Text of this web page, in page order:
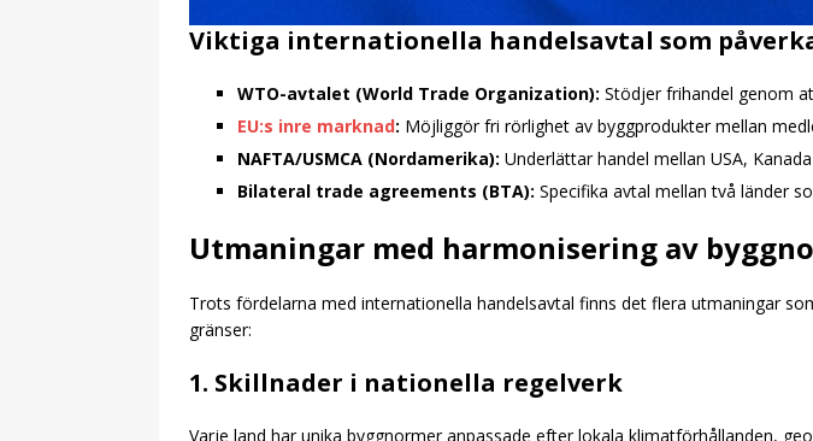
Viktiga internationella handelsavtal som
WTO-avtalet (World Trade Organization): Stödjer frihandel genom
EU:s inre marknad: Möjliggör fri rörlighet av byggprodukter mellan
NAFTA/USMCA (Nordamerika): Underlättar handel mellan USA,
Bilateral trade agreements (BTA): Specifika avtal mellan två länder
Utmaningar med harmonisering av
Trots fördelarna med internationella handelsavtal finns det flera utmaningar
gränser:
1. Skillnader i nationella regelverk
Varje land har unika byggnormer anpassade efter lokala klimatförhållanden,